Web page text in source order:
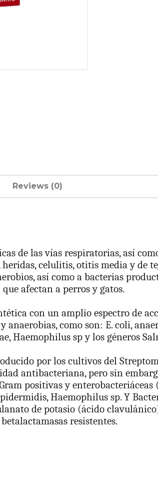
Reviews (0)
de las vías respiratorias, así
heridas, celulitis, otitis media y de
así como a bacterias
afectan a perros y gatos.
con un amplio espectro de
anaerobias, como son: E. coli,
Haemophilus sp y los géneros
por los cultivos del
antibacteriana, pero sin
positivas y
Haemophilus sp. Y
de potasio (ácido
resistentes.